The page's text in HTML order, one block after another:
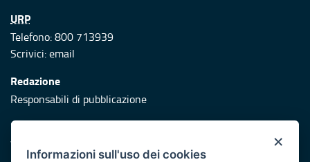
URP
Telefono: 800 713939
Scrivici:email
Redazione
Responsabili di pubblicazione
Protezione civile
Vai al sito di Protezione Civile Puglia
×
Informazioni sull'uso dei cookies